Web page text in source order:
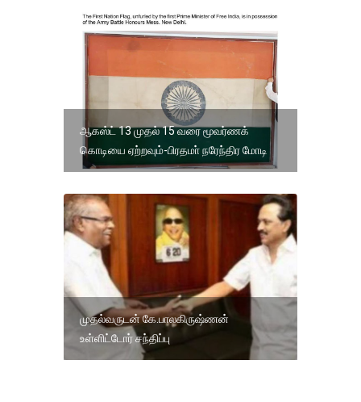
ஆகஸ்ட் 13 முதல் 15 வரை மூவர்ணக்
கொடியை ஏற்றவும்-பிரதமா் நரேந்திர மோடி
முதல்வருடன் கே.பாலகிருஷ்ணன்
உள்ளிட்டோர் சந்திப்பு